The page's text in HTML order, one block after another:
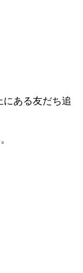
ある友だち追